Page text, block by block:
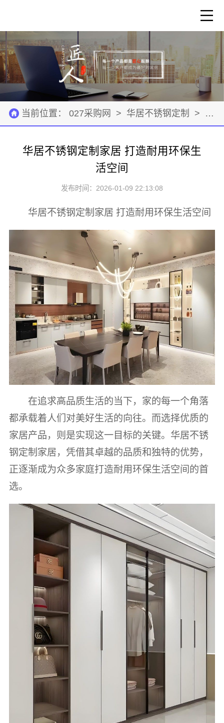
当前位置： 027采购网 > 华居不锈钢定制 > 建
华居不锈钢定制家居 打造耐用环保生
活空间
发布时间：2026-01-09 22:13:08
华居不锈钢定制家居 打造耐用环保生活空间
在追求高品质生活的当下，家的每一个角落
都承载着人们对美好生活的向往。而选择优质的
家居产品，则是实现这一目标的关键。华居不锈
钢定制家居，凭借其卓越的品质和独特的优势，
正逐渐成为众多家庭打造耐用环保生活空间的首
选。